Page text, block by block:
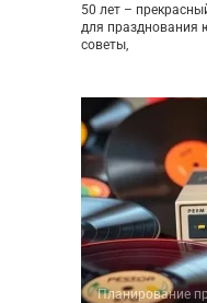
50 лет –
для празднования
советы,
Планирование